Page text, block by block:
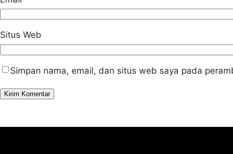
Situs Web
Simpan nama, email, dan situs web saya pada